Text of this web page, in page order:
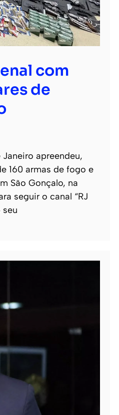
com
de
apreendeu,
160 armas de fogo e
São Gonçalo, na
seguir o canal “RJ
seu